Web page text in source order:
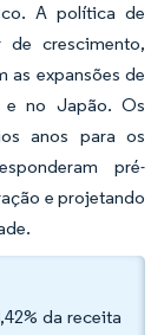
A política de
de crescimento,
as expansões de
e no Japão. Os
anos para os
pré-
e projetando
da receita